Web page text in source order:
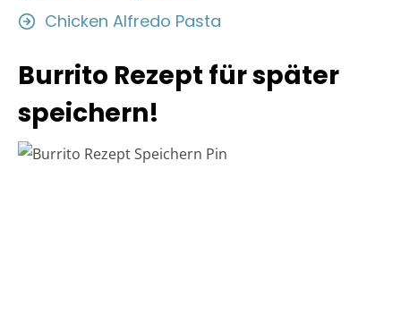
Chicken Alfredo Pasta
Burrito Rezept für später
speichern!